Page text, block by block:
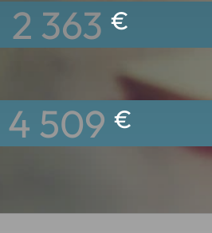
2 363 €
4 509 €